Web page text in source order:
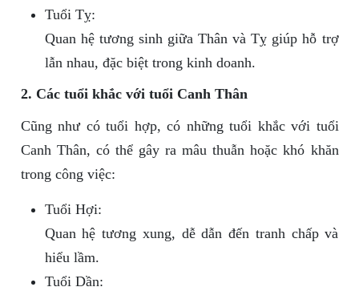
Tuổi Tỵ:
Quan hệ tương sinh giữa Thân và Tỵ giúp hỗ trợ
lẫn nhau, đặc biệt trong kinh doanh.
2. Các tuổi khắc với tuổi Canh Thân
Cũng như có tuổi hợp, có những tuổi khắc với tuổi
Canh Thân, có thể gây ra mâu thuẫn hoặc khó khăn
trong công việc:
Tuổi Hợi:
Quan hệ tương xung, dễ dẫn đến tranh chấp và
hiểu lầm.
Tuổi Dần: